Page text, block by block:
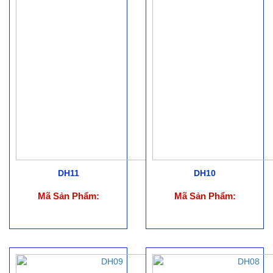
DH11
Mã Sản Phẩm:
DH10
Mã Sản Phẩm: